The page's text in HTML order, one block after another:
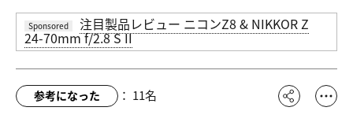
Sponsored 注目製品レビュー ニコンZ8 & NIKKOR Z
24-70mm f/2.8 S II
参考になった ： 11名